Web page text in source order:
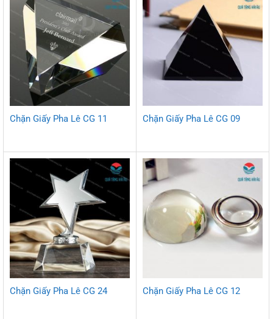
Chặn Giấy Pha Lê CG 11 Chặn Giấy Pha Lê CG 09
Chặn Giấy Pha Lê CG 24 Chặn Giấy Pha Lê CG 12